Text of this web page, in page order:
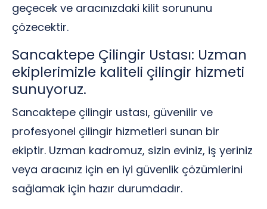
geçecek ve aracınızdaki kilit sorununu
çözecektir.
Sancaktepe Çilingir Ustası: Uzman
ekiplerimizle kaliteli çilingir hizmeti
sunuyoruz.
Sancaktepe çilingir ustası, güvenilir ve
profesyonel çilingir hizmetleri sunan bir
ekiptir. Uzman kadromuz, sizin eviniz, iş yeriniz
veya aracınız için en iyi güvenlik çözümlerini
sağlamak için hazır durumdadır.